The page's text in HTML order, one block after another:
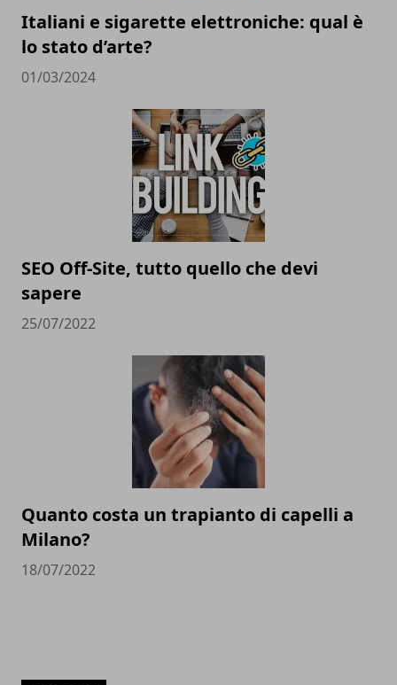
Italiani e sigarette elettroniche: qual è
lo stato d’arte?
01/03/2024
SEO Off-Site, tutto quello che devi
sapere
25/07/2022
Quanto costa un trapianto di capelli a
Milano?
18/07/2022